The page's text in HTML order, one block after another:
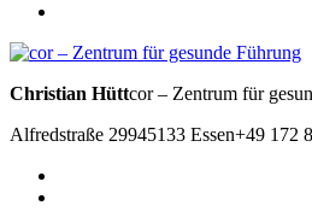
Christian Hüttcor – Zentrum für
Alfredstraße 29945133 Essen+49 172